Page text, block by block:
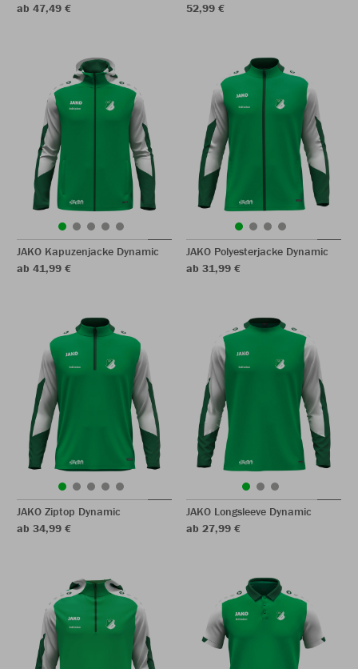
ab 47,49 €
52,99 €
JAKO Kapuzenjacke Dynamic
ab 41,99 €
JAKO Polyesterjacke Dynamic
ab 31,99 €
JAKO Ziptop Dynamic
ab 34,99 €
JAKO Longsleeve Dynamic
ab 27,99 €